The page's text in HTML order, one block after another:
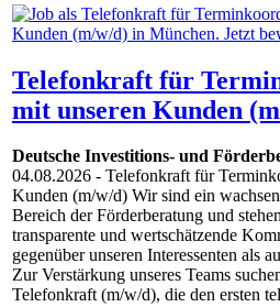
Telefonkraft für
mit unseren Kunden
Deutsche Investitions- und
04.08.2026 - Telefonkraft für
Kunden (m/w/d) Wir sind ein
Bereich der Förderberatung und
transparente und wertschätzende
gegenüber unseren Interessenten als
Zur Verstärkung unseres Teams
Telefonkraft (m/w/d), die den ersten